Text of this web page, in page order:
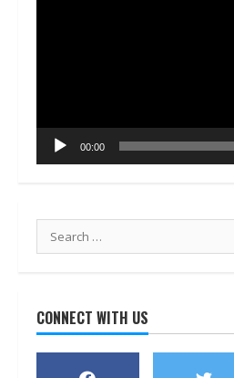
00:00
Search
for:
CONNECT WITH US